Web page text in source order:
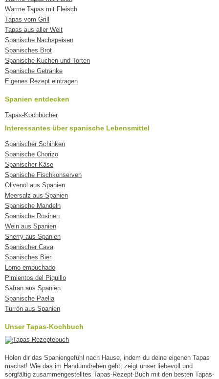
Warme Tapas mit Fleisch
Tapas vom Grill
Tapas aus aller Welt
Spanische Nachspeisen
Spanisches Brot
Spanische Kuchen und Torten
Spanische Getränke
Eigenes Rezept eintragen
Spanien entdecken
Tapas-Kochbücher
Interessantes über spanische Lebensmittel
Spanischer Schinken
Spanische Chorizo
Spanischer Käse
Spanische Fischkonserven
Olivenöl aus Spanien
Meersalz aus Spanien
Spanische Mandeln
Spanische Rosinen
Wein aus Spanien
Sherry aus Spanien
Spanischer Cava
Spanisches Bier
Lomo embuchado
Pimientos del Piquillo
Safran aus Spanien
Spanische Paella
Turrón aus Spanien
Unser Tapas-Kochbuch
Holen dir das Spaniengefühl nach Hause, indem du deine eigenen Tapas
machst! Wie das im Handumdrehen geht, zeigt unser liebevoll und
sorgfältig zusammengestelltes Tapas-Rezept-Buch mit den besten Tapas-